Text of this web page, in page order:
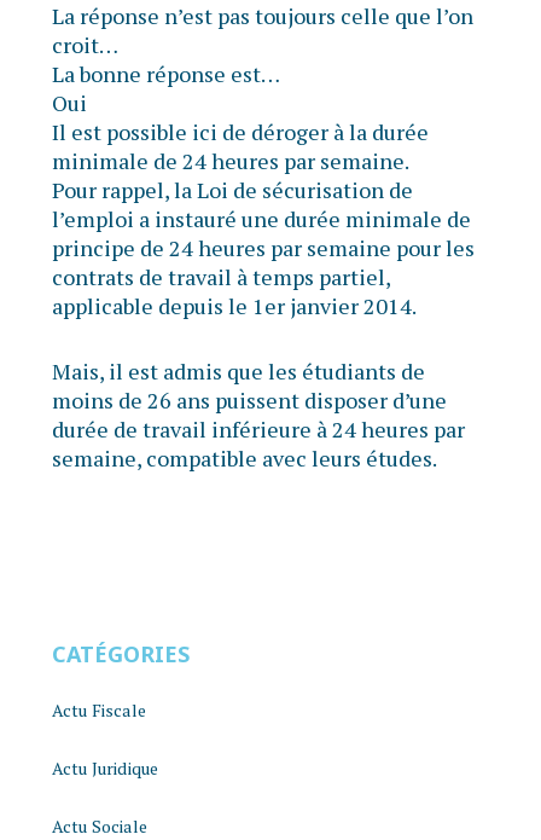
La réponse n’est pas toujours celle que l’on
croit…
La bonne réponse est…
Oui
Il est possible ici de déroger à la durée
minimale de 24 heures par semaine.
Pour rappel, la Loi de sécurisation de
l’emploi a instauré une durée minimale de
principe de 24 heures par semaine pour les
contrats de travail à temps partiel,
applicable depuis le 1er janvier 2014.
Mais, il est admis que les étudiants de
moins de 26 ans puissent disposer d’une
durée de travail inférieure à 24 heures par
semaine, compatible avec leurs études.
CATÉGORIES
Actu Fiscale
Actu Juridique
Actu Sociale